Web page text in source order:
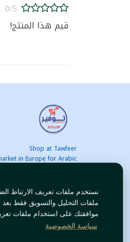
نستخدم ملفات تعريف الارتباط
ملفات التحليل والتسويق فقط
موافقتك على استخدام ملفات
سياسة الخصوصية
0/5
قيم هذا المنتج!
Shop at Tawfeer
in Europe for Arabic